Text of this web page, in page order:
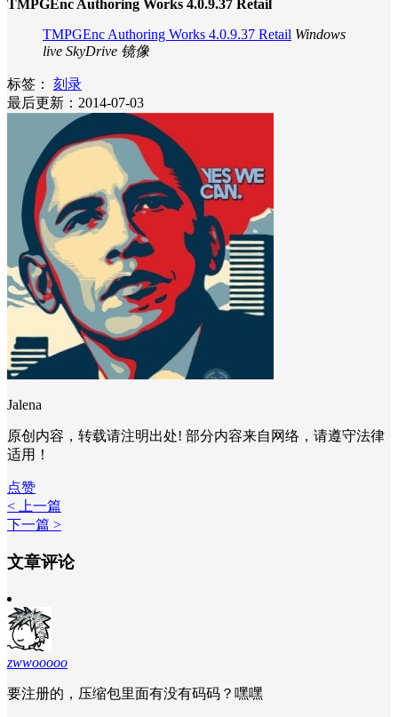
TMPGEnc Authoring Works 4.0.9.37 Retail
TMPGEnc Authoring Works 4.0.9.37 Retail Windows
live SkyDrive 镜像
标签：
刻录
最后更新：2014-07-03
Jalena
原创内容，转载请注明出处! 部分内容来自网络，请遵守法律
适用！
点赞
< 上一篇
下一篇 >
文章评论
zwwooooo
要注册的，压缩包里面有没有码码？嘿嘿